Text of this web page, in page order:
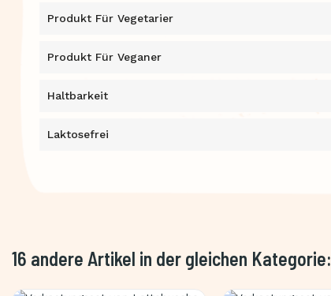
Produkt Für Vegetarier
Produkt Für Veganer
Haltbarkeit
Laktosefrei
16 andere Artikel in der gleichen Kategorie: